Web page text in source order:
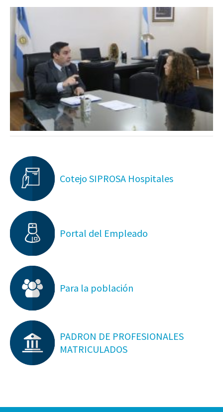
Cotejo SIPROSA Hospitales
Portal del Empleado
Para la población
PADRON DE PROFESIONALES
MATRICULADOS